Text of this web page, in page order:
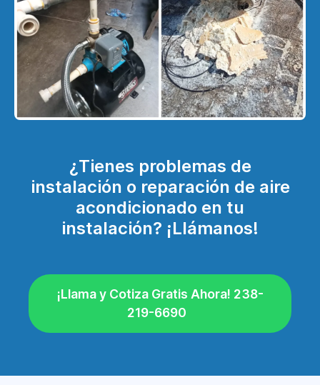
¿Tienes problemas de
instalación o reparación de aire
acondicionado en tu
instalación? ¡Llámanos!
¡Llama y Cotiza Gratis Ahora! 238-
219-6690